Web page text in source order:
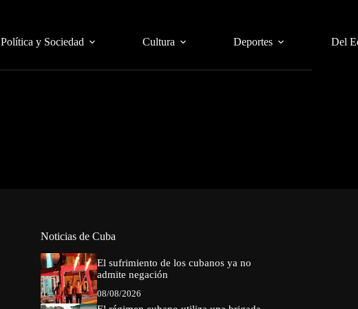
Política y Sociedad Cultura Deportes Del
Noticias de Cuba
El sufrimiento de los cubanos ya no
admite negación
08/08/2026